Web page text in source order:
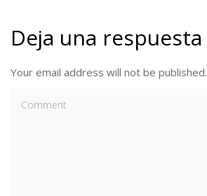
Deja una respuesta
Your email address will not be published.